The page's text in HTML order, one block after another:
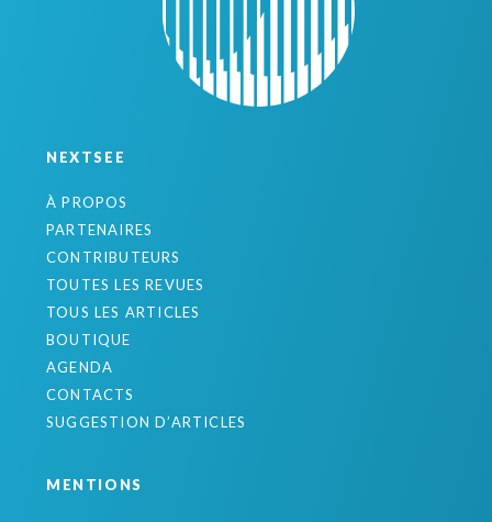
NEXTSEE
À PROPOS
PARTENAIRES
CONTRIBUTEURS
TOUTES LES REVUES
TOUS LES ARTICLES
BOUTIQUE
AGENDA
CONTACTS
SUGGESTION D’ARTICLES
MENTIONS